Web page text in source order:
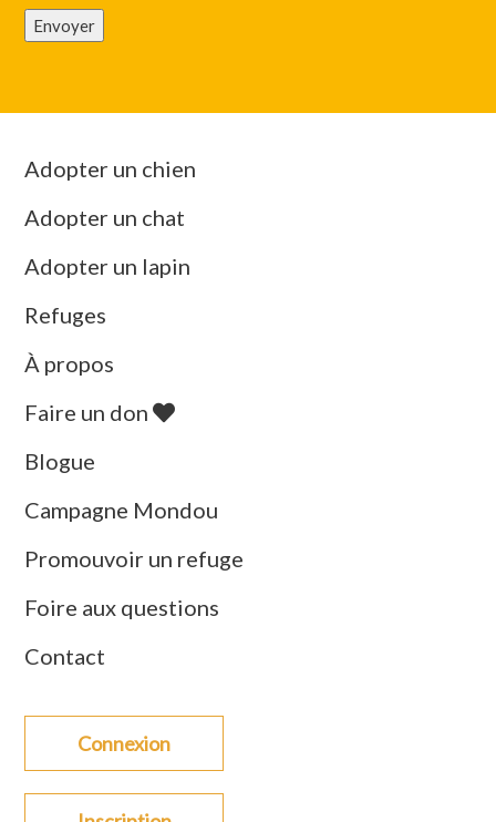
Envoyer
Adopter un chien
Adopter un chat
Adopter un lapin
Refuges
À propos
Faire un don
Blogue
Campagne Mondou
Promouvoir un refuge
Foire aux questions
Contact
Connexion